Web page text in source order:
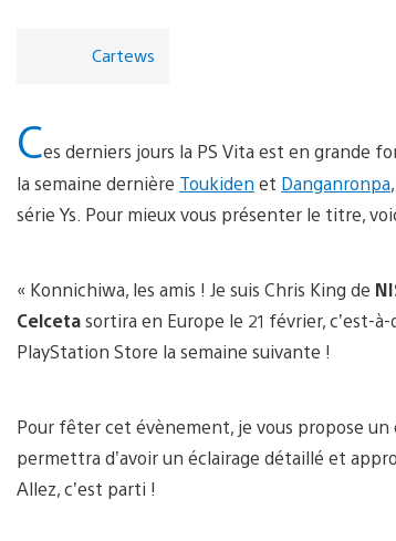
Cartews
Ces derniers jours la PS Vita est en grande
la semaine dernière Toukiden et Danganronpa
série Ys. Pour mieux vous présenter le titre,
« Konnichiwa, les amis ! Je suis Chris King de
Celcetasortira en Europe le 21 février, c’est-
PlayStation Store la semaine suivante !
Pour fêter cet évènement, je vous propose
permettra d’avoir un éclairage détaillé et
Allez, c’est parti !